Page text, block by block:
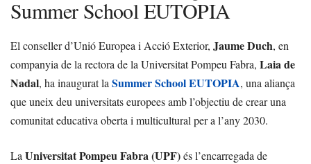
Summer School EUTOPIA
El conseller d’Unió Europea i Acció Exterior, Jaume Duch, en
companyia de la rectora de la Universitat Pompeu Fabra, Laia de
Nadal, ha inaugurat la Summer School EUTOPIA, una aliança
que uneix deu universitats europees amb l’objectiu de crear una
comunitat educativa oberta i multicultural per a l’any 2030.
La Universitat Pompeu Fabra (UPF)és l’encarregada de